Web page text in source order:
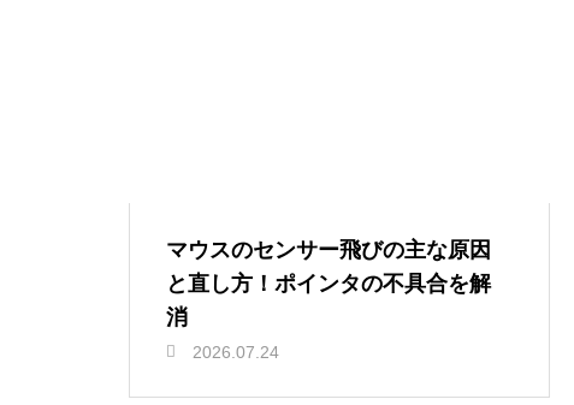
マウスのセンサー飛びの主な原因
と直し方！ポインタの不具合を解
消
2026.07.24